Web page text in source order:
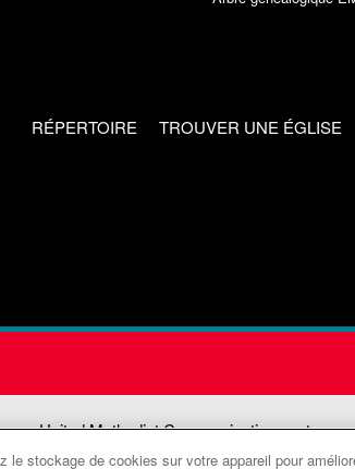
RÉPERTOIRE TROUVER UNE ÉGLISE
United Methodist Communications est une
©2026Communications Méthodistes
stockage de cookies sur votre appareil pour